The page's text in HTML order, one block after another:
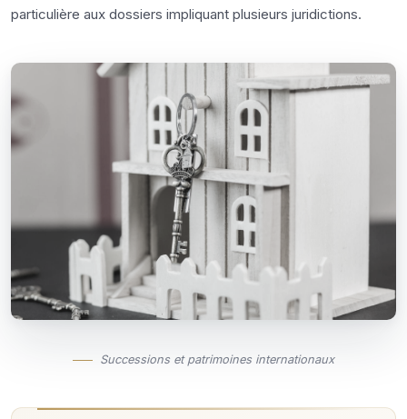
particulière aux dossiers impliquant plusieurs juridictions.
Successions et patrimoines internationaux